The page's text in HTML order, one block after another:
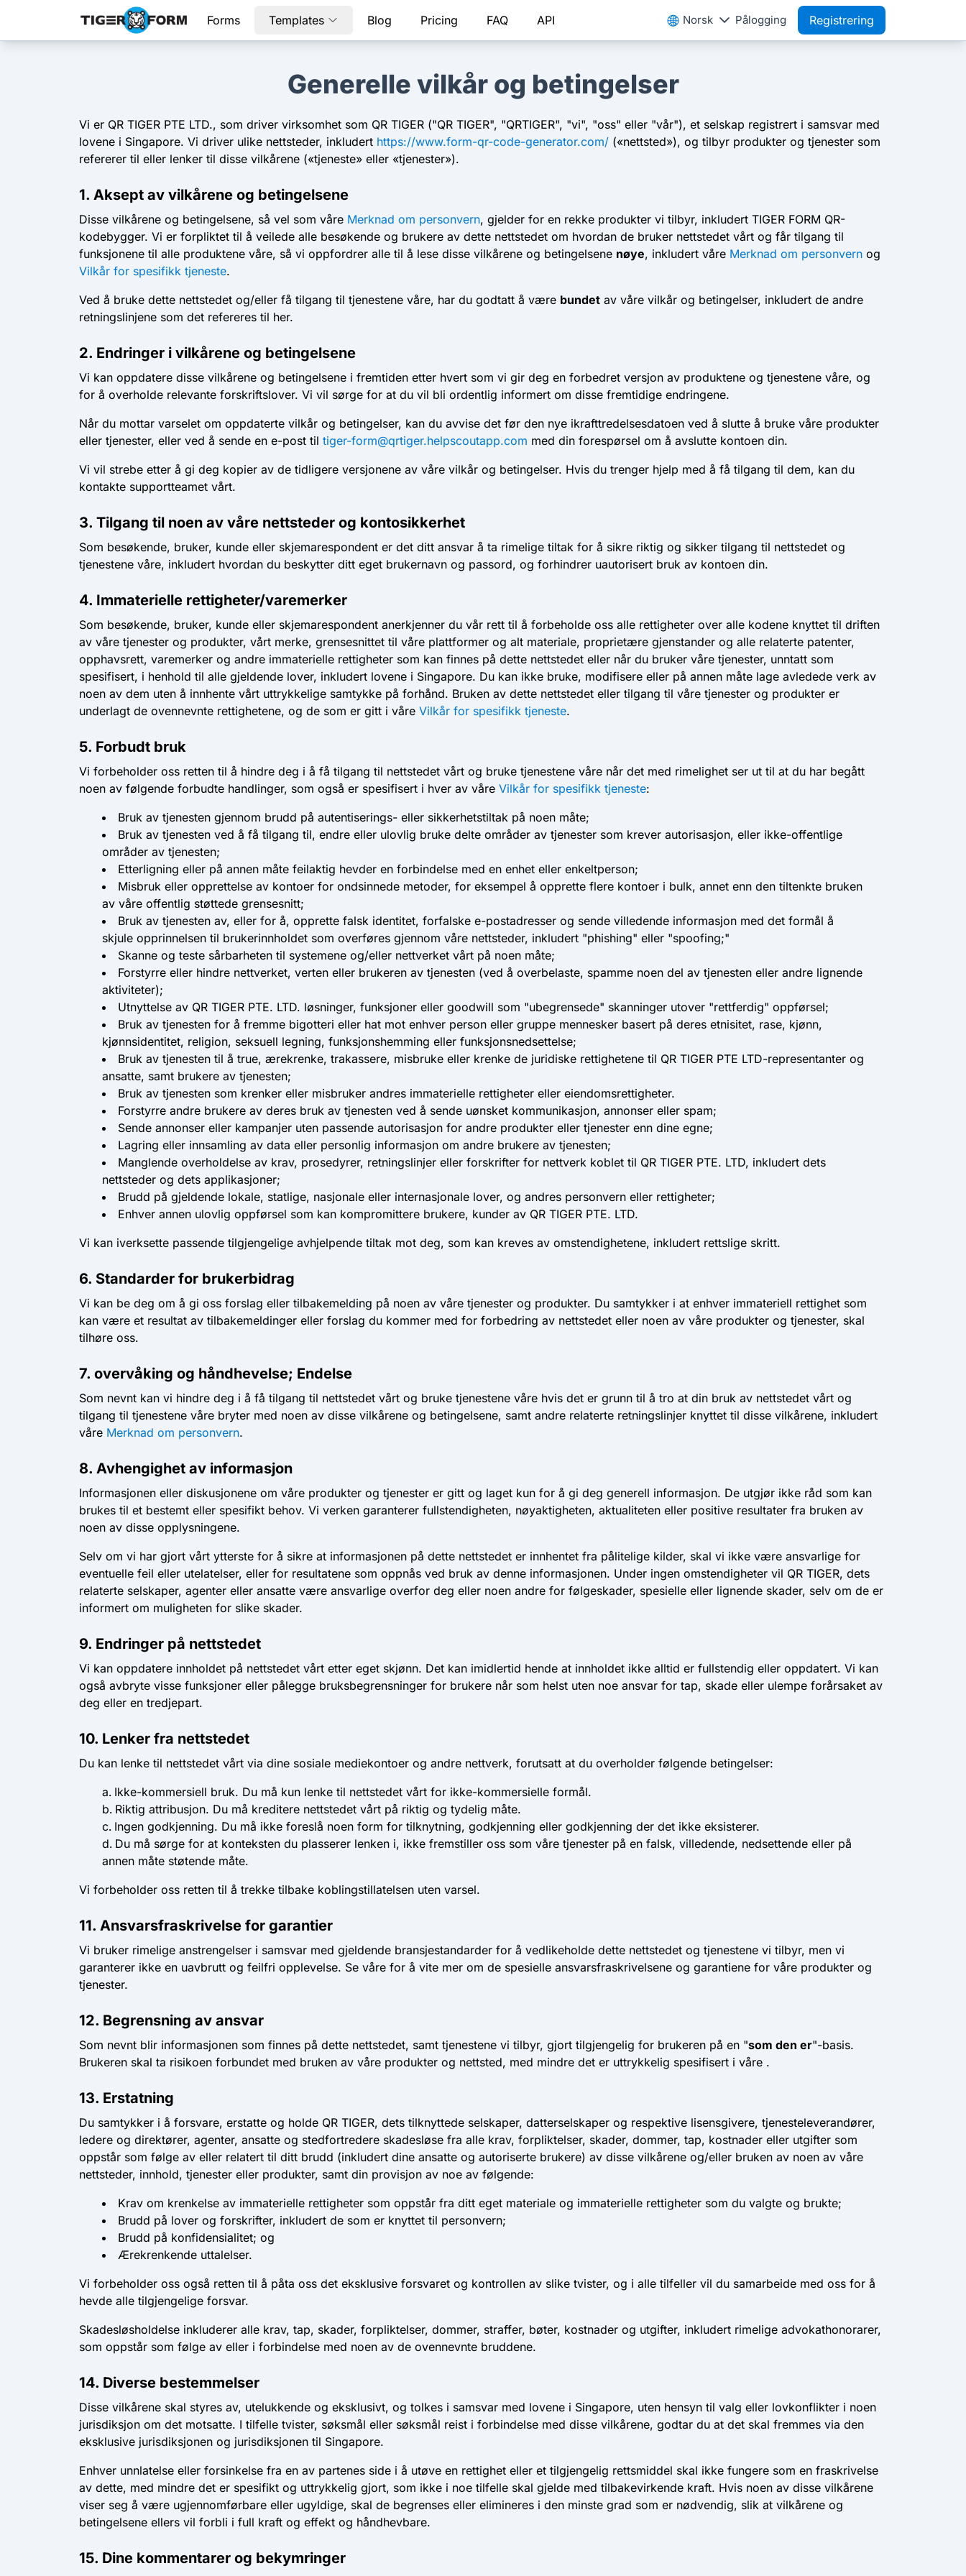
Forms Templates Blog Pricing FAQ API Norsk Pålogging Registrering
Generelle vilkår og betingelser
Vi er QR TIGER PTE LTD., som driver virksomhet som QR TIGER ("QR TIGER", "QRTIGER", "vi", "oss" eller "vår"), et selskap registrert i samsvar med
lovene i Singapore. Vi driver ulike nettsteder, inkludert https://www.form-qr-code-generator.com/ («nettsted»), og tilbyr produkter og tjenester som
refererer til eller lenker til disse vilkårene («tjeneste» eller «tjenester»).
1. Aksept av vilkårene og betingelsene
Disse vilkårene og betingelsene, så vel som våre Merknad om personvern, gjelder for en rekke produkter vi tilbyr, inkludert TIGER FORM QR-
kodebygger. Vi er forpliktet til å veilede alle besøkende og brukere av dette nettstedet om hvordan de bruker nettstedet vårt og får tilgang til
funksjonene til alle produktene våre, så vi oppfordrer alle til å lese disse vilkårene og betingelsene nøye, inkludert våre Merknad om personvern og
Vilkår for spesifikk tjeneste.
Ved å bruke dette nettstedet og/eller få tilgang til tjenestene våre, har du godtatt å være bundet av våre vilkår og betingelser, inkludert de andre
retningslinjene som det refereres til her.
2. Endringer i vilkårene og betingelsene
Vi kan oppdatere disse vilkårene og betingelsene i fremtiden etter hvert som vi gir deg en forbedret versjon av produktene og tjenestene våre, og
for å overholde relevante forskriftslover. Vi vil sørge for at du vil bli ordentlig informert om disse fremtidige endringene.
Når du mottar varselet om oppdaterte vilkår og betingelser, kan du avvise det før den nye ikrafttredelsesdatoen ved å slutte å bruke våre produkter
eller tjenester, eller ved å sende en e-post til tiger-form@qrtiger.helpscoutapp.com med din forespørsel om å avslutte kontoen din.
Vi vil strebe etter å gi deg kopier av de tidligere versjonene av våre vilkår og betingelser. Hvis du trenger hjelp med å få tilgang til dem, kan du
kontakte supportteamet vårt.
3. Tilgang til noen av våre nettsteder og kontosikkerhet
Som besøkende, bruker, kunde eller skjemarespondent er det ditt ansvar å ta rimelige tiltak for å sikre riktig og sikker tilgang til nettstedet og
tjenestene våre, inkludert hvordan du beskytter ditt eget brukernavn og passord, og forhindrer uautorisert bruk av kontoen din.
4. Immaterielle rettigheter/varemerker
Som besøkende, bruker, kunde eller skjemarespondent anerkjenner du vår rett til å forbeholde oss alle rettigheter over alle kodene knyttet til driften
av våre tjenester og produkter, vårt merke, grensesnittet til våre plattformer og alt materiale, proprietære gjenstander og alle relaterte patenter,
opphavsrett, varemerker og andre immaterielle rettigheter som kan finnes på dette nettstedet eller når du bruker våre tjenester, unntatt som
spesifisert, i henhold til alle gjeldende lover, inkludert lovene i Singapore. Du kan ikke bruke, modifisere eller på annen måte lage avledede verk av
noen av dem uten å innhente vårt uttrykkelige samtykke på forhånd. Bruken av dette nettstedet eller tilgang til våre tjenester og produkter er
underlagt de ovennevnte rettighetene, og de som er gitt i våre Vilkår for spesifikk tjeneste.
5. Forbudt bruk
Vi forbeholder oss retten til å hindre deg i å få tilgang til nettstedet vårt og bruke tjenestene våre når det med rimelighet ser ut til at du har begått
noen av følgende forbudte handlinger, som også er spesifisert i hver av våre Vilkår for spesifikk tjeneste:
Bruk av tjenesten gjennom brudd på autentiserings- eller sikkerhetstiltak på noen måte;
Bruk av tjenesten ved å få tilgang til, endre eller ulovlig bruke delte områder av tjenester som krever autorisasjon, eller ikke-offentlige
områder av tjenesten;
Etterligning eller på annen måte feilaktig hevder en forbindelse med en enhet eller enkeltperson;
Misbruk eller opprettelse av kontoer for ondsinnede metoder, for eksempel å opprette flere kontoer i bulk, annet enn den tiltenkte bruken
av våre offentlig støttede grensesnitt;
Bruk av tjenesten av, eller for å, opprette falsk identitet, forfalske e-postadresser og sende villedende informasjon med det formål å
skjule opprinnelsen til brukerinnholdet som overføres gjennom våre nettsteder, inkludert "phishing" eller "spoofing;"
Skanne og teste sårbarheten til systemene og/eller nettverket vårt på noen måte;
Forstyrre eller hindre nettverket, verten eller brukeren av tjenesten (ved å overbelaste, spamme noen del av tjenesten eller andre lignende
aktiviteter);
Utnyttelse av QR TIGER PTE. LTD. løsninger, funksjoner eller goodwill som "ubegrensede" skanninger utover "rettferdig" oppførsel;
Bruk av tjenesten for å fremme bigotteri eller hat mot enhver person eller gruppe mennesker basert på deres etnisitet, rase, kjønn,
kjønnsidentitet, religion, seksuell legning, funksjonshemming eller funksjonsnedsettelse;
Bruk av tjenesten til å true, ærekrenke, trakassere, misbruke eller krenke de juridiske rettighetene til QR TIGER PTE LTD-representanter og
ansatte, samt brukere av tjenesten;
Bruk av tjenesten som krenker eller misbruker andres immaterielle rettigheter eller eiendomsrettigheter.
Forstyrre andre brukere av deres bruk av tjenesten ved å sende uønsket kommunikasjon, annonser eller spam;
Sende annonser eller kampanjer uten passende autorisasjon for andre produkter eller tjenester enn dine egne;
Lagring eller innsamling av data eller personlig informasjon om andre brukere av tjenesten;
Manglende overholdelse av krav, prosedyrer, retningslinjer eller forskrifter for nettverk koblet til QR TIGER PTE. LTD, inkludert dets
nettsteder og dets applikasjoner;
Brudd på gjeldende lokale, statlige, nasjonale eller internasjonale lover, og andres personvern eller rettigheter;
Enhver annen ulovlig oppførsel som kan kompromittere brukere, kunder av QR TIGER PTE. LTD.
Vi kan iverksette passende tilgjengelige avhjelpende tiltak mot deg, som kan kreves av omstendighetene, inkludert rettslige skritt.
6. Standarder for brukerbidrag
Vi kan be deg om å gi oss forslag eller tilbakemelding på noen av våre tjenester og produkter. Du samtykker i at enhver immateriell rettighet som
kan være et resultat av tilbakemeldinger eller forslag du kommer med for forbedring av nettstedet eller noen av våre produkter og tjenester, skal
tilhøre oss.
7. overvåking og håndhevelse; Endelse
Som nevnt kan vi hindre deg i å få tilgang til nettstedet vårt og bruke tjenestene våre hvis det er grunn til å tro at din bruk av nettstedet vårt og
tilgang til tjenestene våre bryter med noen av disse vilkårene og betingelsene, samt andre relaterte retningslinjer knyttet til disse vilkårene, inkludert
våre Merknad om personvern.
8. Avhengighet av informasjon
Informasjonen eller diskusjonene om våre produkter og tjenester er gitt og laget kun for å gi deg generell informasjon. De utgjør ikke råd som kan
brukes til et bestemt eller spesifikt behov. Vi verken garanterer fullstendigheten, nøyaktigheten, aktualiteten eller positive resultater fra bruken av
noen av disse opplysningene.
Selv om vi har gjort vårt ytterste for å sikre at informasjonen på dette nettstedet er innhentet fra pålitelige kilder, skal vi ikke være ansvarlige for
eventuelle feil eller utelatelser, eller for resultatene som oppnås ved bruk av denne informasjonen. Under ingen omstendigheter vil QR TIGER, dets
relaterte selskaper, agenter eller ansatte være ansvarlige overfor deg eller noen andre for følgeskader, spesielle eller lignende skader, selv om de er
informert om muligheten for slike skader.
9. Endringer på nettstedet
Vi kan oppdatere innholdet på nettstedet vårt etter eget skjønn. Det kan imidlertid hende at innholdet ikke alltid er fullstendig eller oppdatert. Vi kan
også avbryte visse funksjoner eller pålegge bruksbegrensninger for brukere når som helst uten noe ansvar for tap, skade eller ulempe forårsaket av
deg eller en tredjepart.
10. Lenker fra nettstedet
Du kan lenke til nettstedet vårt via dine sosiale mediekontoer og andre nettverk, forutsatt at du overholder følgende betingelser:
Ikke-kommersiell bruk. Du må kun lenke til nettstedet vårt for ikke-kommersielle formål.
Riktig attribusjon. Du må kreditere nettstedet vårt på riktig og tydelig måte.
Ingen godkjenning. Du må ikke foreslå noen form for tilknytning, godkjenning eller godkjenning der det ikke eksisterer.
Du må sørge for at konteksten du plasserer lenken i, ikke fremstiller oss som våre tjenester på en falsk, villedende, nedsettende eller på
annen måte støtende måte.
Vi forbeholder oss retten til å trekke tilbake koblingstillatelsen uten varsel.
11. Ansvarsfraskrivelse for garantier
Vi bruker rimelige anstrengelser i samsvar med gjeldende bransjestandarder for å vedlikeholde dette nettstedet og tjenestene vi tilbyr, men vi
garanterer ikke en uavbrutt og feilfri opplevelse. Se våre for å vite mer om de spesielle ansvarsfraskrivelsene og garantiene for våre produkter og
tjenester.
12. Begrensning av ansvar
Som nevnt blir informasjonen som finnes på dette nettstedet, samt tjenestene vi tilbyr, gjort tilgjengelig for brukeren på en "som den er"-basis.
Brukeren skal ta risikoen forbundet med bruken av våre produkter og nettsted, med mindre det er uttrykkelig spesifisert i våre .
13. Erstatning
Du samtykker i å forsvare, erstatte og holde QR TIGER, dets tilknyttede selskaper, datterselskaper og respektive lisensgivere, tjenesteleverandører,
ledere og direktører, agenter, ansatte og stedfortredere skadesløse fra alle krav, forpliktelser, skader, dommer, tap, kostnader eller utgifter som
oppstår som følge av eller relatert til ditt brudd (inkludert dine ansatte og autoriserte brukere) av disse vilkårene og/eller bruken av noen av våre
nettsteder, innhold, tjenester eller produkter, samt din provisjon av noe av følgende:
Krav om krenkelse av immaterielle rettigheter som oppstår fra ditt eget materiale og immaterielle rettigheter som du valgte og brukte;
Brudd på lover og forskrifter, inkludert de som er knyttet til personvern;
Brudd på konfidensialitet; og
Ærekrenkende uttalelser.
Vi forbeholder oss også retten til å påta oss det eksklusive forsvaret og kontrollen av slike tvister, og i alle tilfeller vil du samarbeide med oss for å
hevde alle tilgjengelige forsvar.
Skadesløsholdelse inkluderer alle krav, tap, skader, forpliktelser, dommer, straffer, bøter, kostnader og utgifter, inkludert rimelige advokathonorarer,
som oppstår som følge av eller i forbindelse med noen av de ovennevnte bruddene.
14. Diverse bestemmelser
Disse vilkårene skal styres av, utelukkende og eksklusivt, og tolkes i samsvar med lovene i Singapore, uten hensyn til valg eller lovkonflikter i noen
jurisdiksjon om det motsatte. I tilfelle tvister, søksmål eller søksmål reist i forbindelse med disse vilkårene, godtar du at det skal fremmes via den
eksklusive jurisdiksjonen og jurisdiksjonen til Singapore.
Enhver unnlatelse eller forsinkelse fra en av partenes side i å utøve en rettighet eller et tilgjengelig rettsmiddel skal ikke fungere som en fraskrivelse
av dette, med mindre det er spesifikt og uttrykkelig gjort, som ikke i noe tilfelle skal gjelde med tilbakevirkende kraft. Hvis noen av disse vilkårene
viser seg å være ugjennomførbare eller ugyldige, skal de begrenses eller elimineres i den minste grad som er nødvendig, slik at vilkårene og
betingelsene ellers vil forbli i full kraft og effekt og håndhevbare.
15. Dine kommentarer og bekymringer